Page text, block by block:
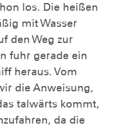
los. Die heißen
mit Wasser
den Weg zur
fuhr gerade ein
heraus. Vom
die Anweisung,
talwärts kommt,
da die